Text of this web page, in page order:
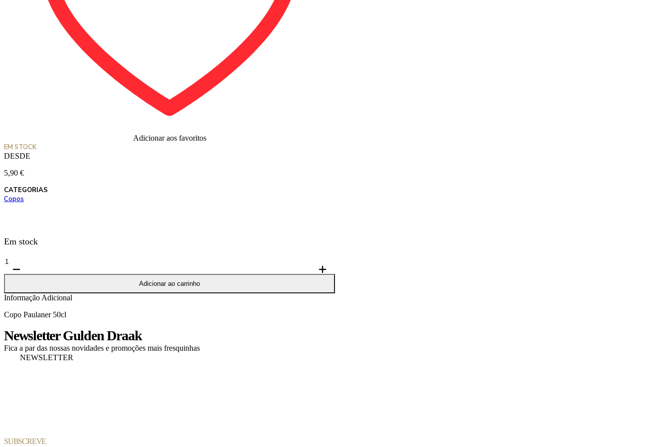
Adicionar aos favoritos
EM STOCK
DESDE
5,90 €
CATEGORIAS
Copos
Em stock
Quantidade
Paulaner
50cl
Adicionar ao carrinho
Informação Adicional
Copo Paulaner 50cl
Newsletter Gulden Draak
Fica a par das nossas novidades e promoções mais fresquinhas
NEWSLETTER
SUBSCREVE